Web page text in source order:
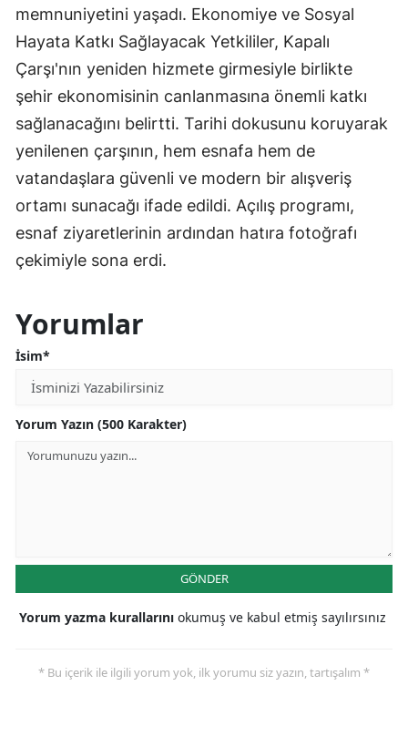
memnuniyetini yaşadı. Ekonomiye ve Sosyal
Hayata Katkı Sağlayacak Yetkililer, Kapalı
Çarşı'nın yeniden hizmete girmesiyle birlikte
şehir ekonomisinin canlanmasına önemli katkı
sağlanacağını belirtti. Tarihi dokusunu koruyarak
yenilenen çarşının, hem esnafa hem de
vatandaşlara güvenli ve modern bir alışveriş
ortamı sunacağı ifade edildi. Açılış programı,
esnaf ziyaretlerinin ardından hatıra fotoğrafı
çekimiyle sona erdi.
Yorumlar
İsim*
Yorum Yazın (500 Karakter)
GÖNDER
Yorum yazma kurallarını okumuş ve kabul etmiş sayılırsınız
* Bu içerik ile ilgili yorum yok, ilk yorumu siz yazın, tartışalım *